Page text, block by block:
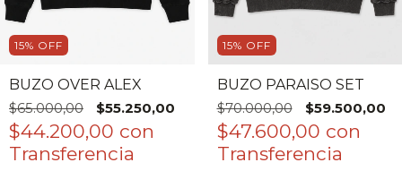
15% OFF
BUZO OVER ALEX
$65.000,00
$55.250,00
$44.200,00 con
15% OFF
BUZO PARAISO SET
$70.000,00
$59.500,00
$47.600,00 con